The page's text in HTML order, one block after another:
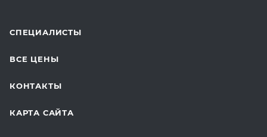
СПЕЦИАЛИСТЫ
ВСЕ ЦЕНЫ
КОНТАКТЫ
КАРТА САЙТА